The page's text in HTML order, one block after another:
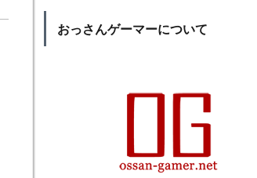
おっさんゲーマーについて